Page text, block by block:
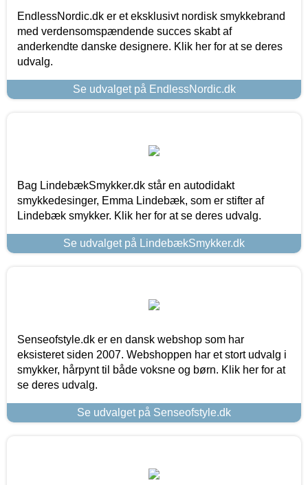
EndlessNordic.dk er et eksklusivt nordisk smykkebrand
med verdensomspændende succes skabt af
anderkendte danske designere. Klik her for at se deres
udvalg.
Se udvalget på EndlessNordic.dk
Bag LindebækSmykker.dk står en autodidakt
smykkedesinger, Emma Lindebæk, som er stifter af
Lindebæk smykker. Klik her for at se deres udvalg.
Se udvalget på LindebækSmykker.dk
Senseofstyle.dk er en dansk webshop som har
eksisteret siden 2007. Webshoppen har et stort udvalg i
smykker, hårpynt til både voksne og børn. Klik her for at
se deres udvalg.
Se udvalget på Senseofstyle.dk